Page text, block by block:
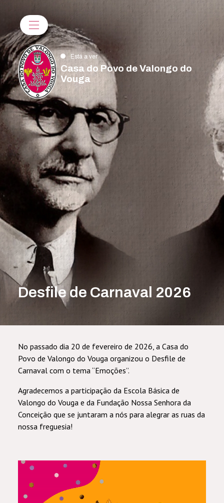
Está a ver
Casa do Povo de Valongo do
Vouga
Desfile de Carnaval 2026
No passado dia 20 de fevereiro de 2026, a Casa do
Povo de Valongo do Vouga organizou o Desfile de
Carnaval com o tema “Emoções”.
Agradecemos a participação da Escola Básica de
Valongo do Vouga e da Fundação Nossa Senhora da
Conceição que se juntaram a nós para alegrar as ruas da
nossa freguesia!
Reprodutor
vídeo